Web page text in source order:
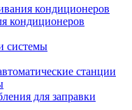
кондиционеров
кондиционеров
системы
станции
для заправки